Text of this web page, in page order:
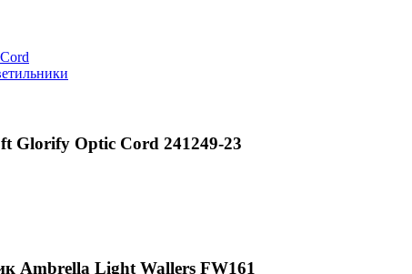
Glorify Optic Cord 241249-23
Ambrella Light Wallers FW161